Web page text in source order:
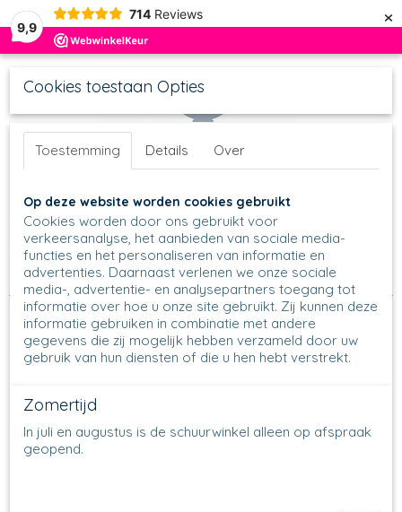
9,9
714 Reviews ×
Geen producten
Home>Schalen>Ronde Schalen >Nestschalen >Nestschaal
558 - Ø 10 cm> 558 - Nestschaaltje - 1416
Cookies toestaan Opties
Toestemming Details Over
Op deze website worden cookies gebruikt
Cookies worden door ons gebruikt voor
verkeersanalyse, het aanbieden van sociale media-
functies en het personaliseren van informatie en
advertenties. Daarnaast verlenen we onze sociale
media-, advertentie- en analysepartners toegang tot
informatie over hoe u onze site gebruikt. Zij kunnen deze
informatie gebruiken in combinatie met andere
gegevens die zij mogelijk hebben verzameld door uw
gebruik van hun diensten of die u hen hebt verstrekt.
Zomertijd
In juli en augustus is de schuurwinkel alleen op afspraak
geopend.